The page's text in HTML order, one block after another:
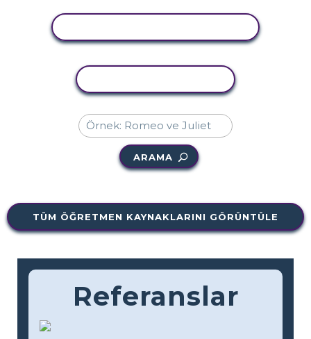
ARAMA
TÜM ÖĞRETMEN KAYNAKLARINI GÖRÜNTÜLE
Referanslar